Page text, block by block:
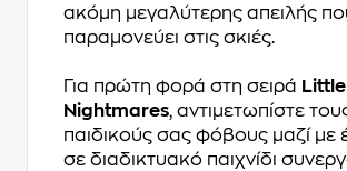
ακόμη μεγαλύτερης απειλής
παραμονεύει στις σκιές.
Για πρώτη φορά στη σειρά Little
Nightmares, αντιμετωπίστε
παιδικούς σας φόβους μαζί με
σε διαδικτυακό παιχνίδι